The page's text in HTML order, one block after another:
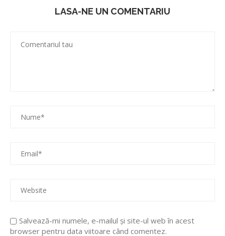
LASA-NE UN COMENTARIU
Salvează-mi numele, e-mailul și site-ul web în acest
browser pentru data viitoare când comentez.